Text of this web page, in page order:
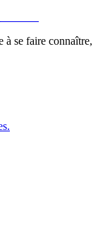
à se faire connaître,